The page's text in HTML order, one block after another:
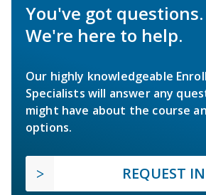
You've got questions.
We're here to help.
Our highly knowledgeable
Specialists will answer any
might have about the course
options.
REQUEST